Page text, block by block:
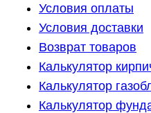
Условия оплаты
Условия доставки
Возврат товаров
Калькулятор
Калькулятор
Калькулятор